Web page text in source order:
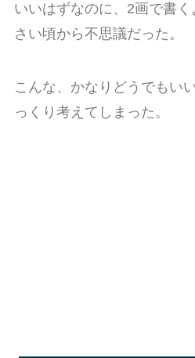
いいはずなのに、2画で書
さい頃から不思議だった。
こんな、かなりどうでもい
っくり考えてしまった。